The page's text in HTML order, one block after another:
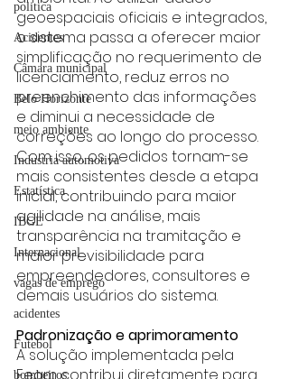
politica
Acidentes
Câmara municipal
Belo Horizonte
meio ambiente
Industria automotiva
Estatística
IBGE
Internacional
vagas de emprego
acidentes
Futebol
bombeiros
geoespaciais oficiais e integrados,
o sistema passa a oferecer maior
simplificação no requerimento de
licenciamento, reduz erros no
preenchimento das informações
e diminui a necessidade de
correções ao longo do processo.
Com isso, os pedidos tornam-se
mais consistentes desde a etapa
inicial, contribuindo para maior
agilidade na análise, mais
transparência na tramitação e
maior previsibilidade para
empreendedores, consultores e
demais usuários do sistema.
Padronização e aprimoramento
A solução implementada pela
Feam contribui diretamente para